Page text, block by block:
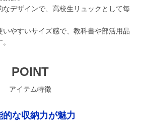
なデザインで、高校生リュックとして毎
やすいサイズ感で、教科書や部活用品
POINT
アイテム特徴
的な収納力が魅力